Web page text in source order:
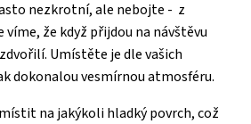
nezkrotní, ale nebojte - z
že když přijdou na návštěvu
Umístěte je dle vašich
dokonalou vesmírnou atmosféru.
na jakýkoli hladký povrch, což